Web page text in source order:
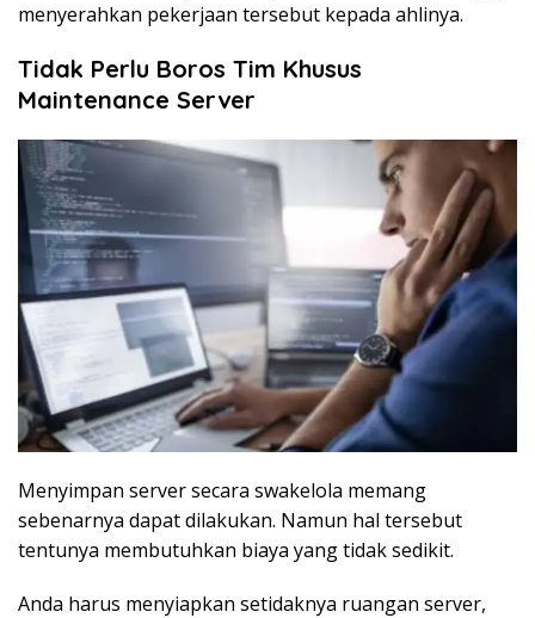
menyerahkan pekerjaan tersebut kepada ahlinya.
Tidak Perlu Boros Tim Khusus
Maintenance Server
Menyimpan server secara swakelola memang
sebenarnya dapat dilakukan. Namun hal tersebut
tentunya membutuhkan biaya yang tidak sedikit.
Anda harus menyiapkan setidaknya ruangan server,